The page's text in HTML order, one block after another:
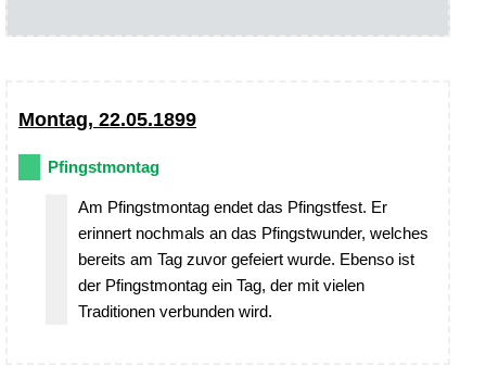
Montag, 22.05.1899
Pfingstmontag
Am Pfingstmontag endet das Pfingstfest. Er
erinnert nochmals an das Pfingstwunder, welches
bereits am Tag zuvor gefeiert wurde. Ebenso ist
der Pfingstmontag ein Tag, der mit vielen
Traditionen verbunden wird.